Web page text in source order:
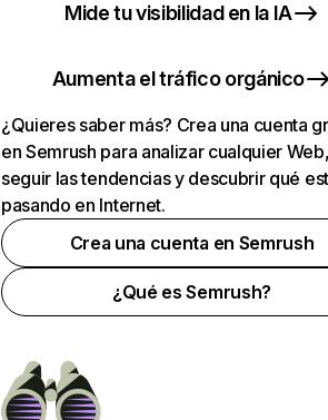
Mide tu visibilidad en la IA
Aumenta el tráfico orgánico
¿Quieres saber más? Crea una cuenta
en Semrush para analizar cualquier
seguir las tendencias y descubrir qué
pasando en Internet.
Crea una cuenta en Semrush
¿Qué es Semrush?